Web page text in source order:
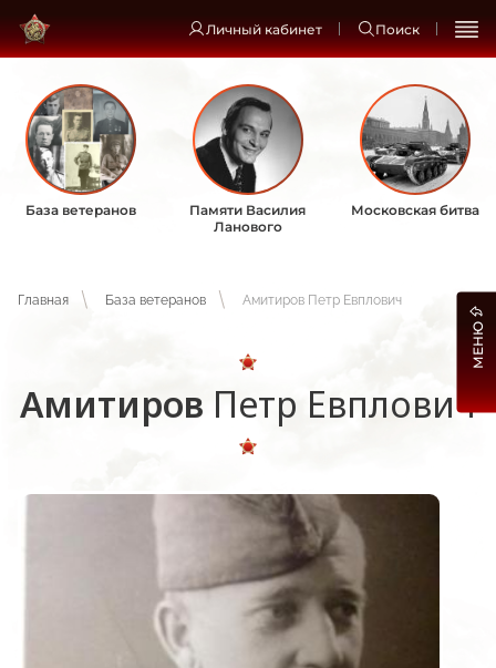
Личный кабинет Поиск
База ветеранов
Памяти Василия
Ланового
Московская битва
Главная База ветеранов Амитиров Петр Евплович
Амитиров Петр Евплович
МЕНЮ